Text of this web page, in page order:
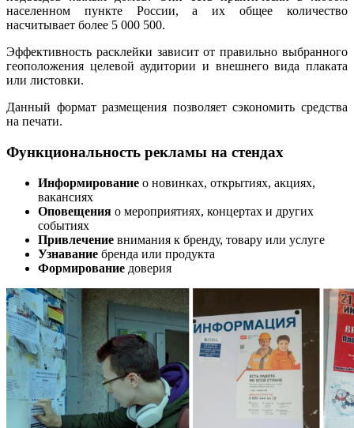
населенном пункте России, а их общее количество
насчитывает более 5 000 500.
Эффективность расклейки зависит от правильно выбранного
геоположения целевой аудитории и внешнего вида плаката
или листовки.
Данный формат размещения позволяет сэкономить средства
на печати.
Функциональность рекламы на стендах
Информирование о новинках, открытиях, акциях,
вакансиях
Оповещения о мероприятиях, концертах и других
событиях
Привлечение внимания к бренду, товару или услуге
Узнавание бренда или продукта
Формирование доверия